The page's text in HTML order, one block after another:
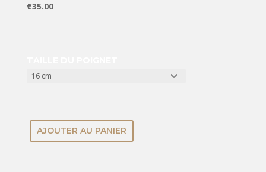
€35.00
AJOUTER AU PANIER